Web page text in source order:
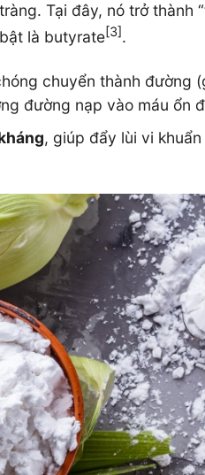
Tại đây, nó trở thành
là butyrate[3].
chuyển thành đường
đường nạp vào máu ổn
, giúp đẩy lùi vi